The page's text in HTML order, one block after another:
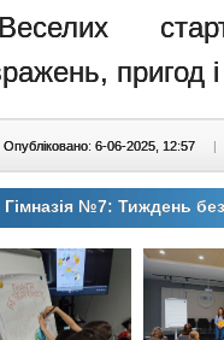
пригод
Опубліковано: 6-06-2025, 12:57 |
Гімназія №7: Тиждень